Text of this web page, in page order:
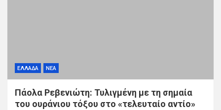
ΕΛΛΑΔΑ ΝΕΑ
Πάολα Ρεβενιώτη: Τυλιγμένη με τη σημαία
του ουράνιου τόξου στο «τελευταίο αντίο»